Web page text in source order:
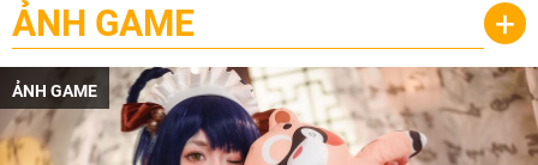
ẢNH GAME +
ẢNH GAME